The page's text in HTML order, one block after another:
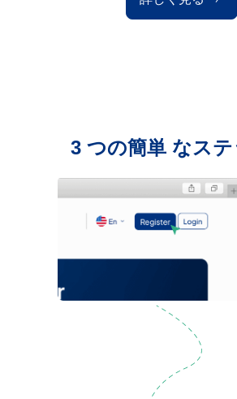
3 つの簡単 なス
口座開設